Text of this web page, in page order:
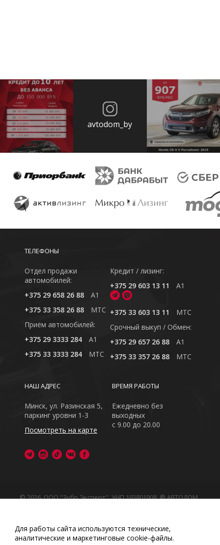
avtodom_by
ТЕЛЕФОНЫ
Отдел продажи
автомобилей:
+375 29 658 26 88
A1
+375 33 358 26 88
MTC
Приём автомобилей:
+375 29 3333 284
A1
+375 33 3333 284
MTC
Кредит / лизинг:
+375 29 603 13 11
A1
+375 33 603 13 11
MTC
Cрочный выкуп / Обмен:
+375 29 657 26 88
A1
+375 33 357 26 88
MTC
ВРЕМЯ РАБОТЫ
Ежедневно без
выходных
с 9.00 до 20.00
НАШ АДРЕС
Минск, ул. Разинская 5,
паркинг уровни 1-3
Посмотреть на карте
© 2026, ООО "Зубр Эксперт", УНП 193801908. ® АВТОДОМ
Обращаем Ваше внимание на то, что данный интернет-
сайт носит исключительно информационный характер
Любое использование либо копирование материалов
Для работы сайта используются технические,
аналитические и маркетинговые сооkіе-файлы.